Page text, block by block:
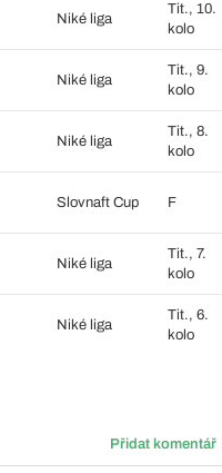
Niké liga
Tit., 10.
kolo
Niké liga
Tit., 9.
kolo
Niké liga
Tit., 8.
kolo
Slovnaft Cup F
Niké liga
Tit., 7.
kolo
Niké liga
Tit., 6.
kolo
Přidat komentář